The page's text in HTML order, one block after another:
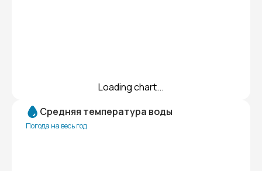
Loading chart...
Средняя температура воды
Погода на весь год